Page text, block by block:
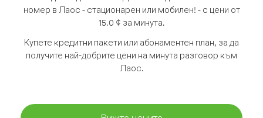
номер в Лаос - стационарен или мобилен! - с цени от
15.0 ¢ за минута.
Купете кредитни пакети или абонаментен план, за да
получите най-добрите цени на минута разговор към
Лаос.